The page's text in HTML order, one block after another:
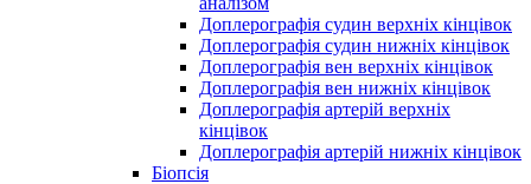
Доплерографія судин верхніх кінцівок
Доплерографія судин нижніх кінцівок
Доплерографія вен верхніх кінцівок
Доплерографія вен нижніх кінцівок
Доплерографія артерій верхніх
кінцівок
Доплерографія артерій нижніх кінцівок
Біопсія